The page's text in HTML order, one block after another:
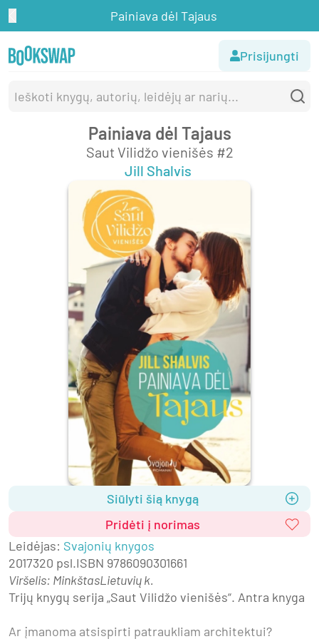
Painiava dėl Tajaus
Prisijungti
Painiava dėl Tajaus
Saut Vilidžo vienišės #2
Jill Shalvis
Siūlyti šią knygą
Pridėti į norimas
Leidėjas: Svajonių knygos
2017320 psl.ISBN 9786090301661
Viršelis: MinkštasLietuvių k.
Trijų knygų serija „Saut Vilidžo vienišės“. Antra knyga
Ar įmanoma atsispirti patraukliam architektui?